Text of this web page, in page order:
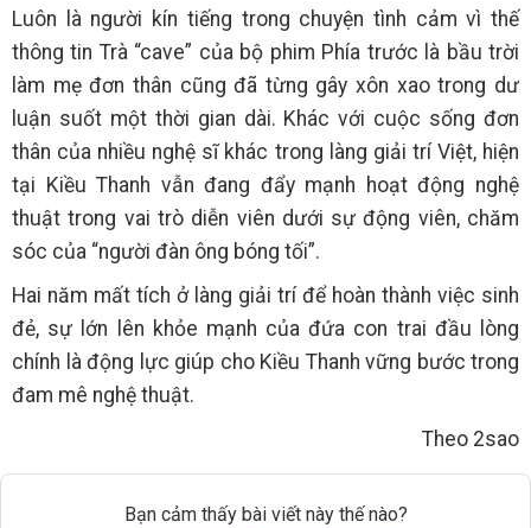
Luôn là người kín tiếng trong chuyện tình cảm vì thế
thông tin Trà “cave” của bộ phim Phía trước là bầu trời
làm mẹ đơn thân cũng đã từng gây xôn xao trong dư
luận suốt một thời gian dài. Khác với cuộc sống đơn
thân của nhiều nghệ sĩ khác trong làng giải trí Việt, hiện
tại Kiều Thanh vẫn đang đẩy mạnh hoạt động nghệ
thuật trong vai trò diễn viên dưới sự động viên, chăm
sóc của “người đàn ông bóng tối”.
Hai năm mất tích ở làng giải trí để hoàn thành việc sinh
đẻ, sự lớn lên khỏe mạnh của đứa con trai đầu lòng
chính là động lực giúp cho Kiều Thanh vững bước trong
đam mê nghệ thuật.
Theo 2sao
Bạn cảm thấy bài viết này thế nào?